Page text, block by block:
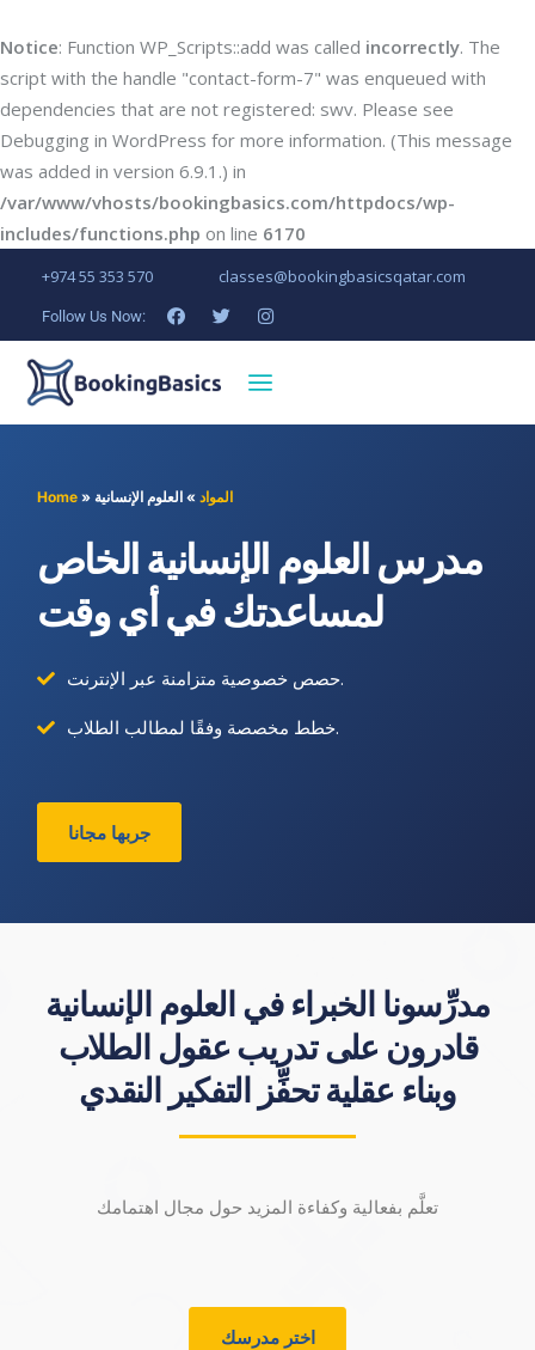
Notice: Function WP_Scripts::add was called incorrectly. The
script with the handle "contact-form-7" was enqueued with
dependencies that are not registered: swv. Please see
Debugging in WordPress for more information. (This message
was added in version 6.9.1.) in
/var/www/vhosts/bookingbasics.com/httpdocs/wp-
includes/functions.php on line 6170
+974 55 353 570 classes@bookingbasicsqatar.com
Follow Us Now:
Home» المواد »العلوم الإنسانية
مدرس العلوم الإنسانية الخاص
لمساعدتك في أي وقت
حصص خصوصية متزامنة عبر الإنترنت.
خطط مخصصة وفقًا لمطالب الطلاب.
جربها مجانا
مدرِّسونا الخبراء في العلوم الإنسانية
قادرون على تدريب عقول الطلاب
وبناء عقلية تحفِّز التفكير النقدي
تعلَّم بفعالية وكفاءة المزيد حول مجال اهتمامك
اختر مدرسك